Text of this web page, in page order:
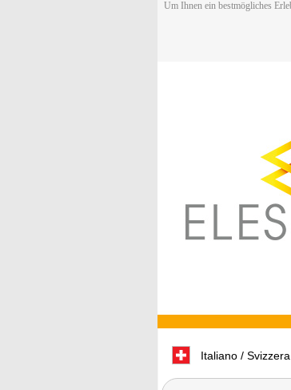
Um Ihnen ein bestmögliches
Italiano / Svizzera